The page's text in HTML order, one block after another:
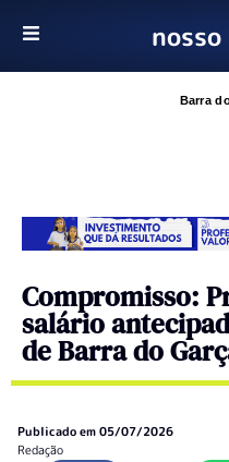
Barra
Compromisso:
salário
de Barra do
Publicado em05/07/2026
Redação